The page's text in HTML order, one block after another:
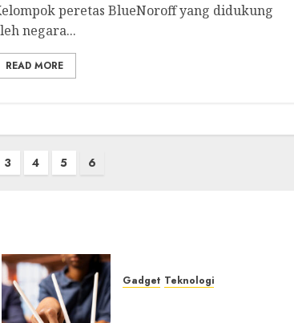
peretas BlueNoroff yang didukung
negara...
READ MORE
3 4 5 6
Gadget Teknologi